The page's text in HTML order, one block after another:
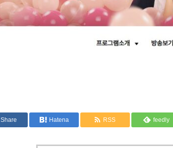
Share Hatena RSS feedly